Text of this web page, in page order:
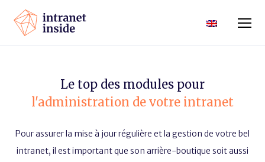
Le top des modules pour
l'administration de votre intranet
Pour assurer la mise à jour régulière et la gestion de votre bel
intranet, il est important que son arrière-boutique soit aussi